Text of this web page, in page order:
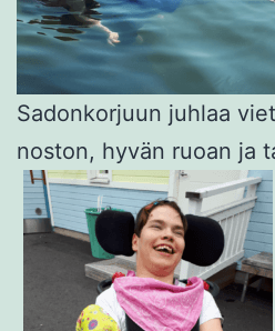
Sadonkorjuun juhlaa
noston, hyvän ruoan ja